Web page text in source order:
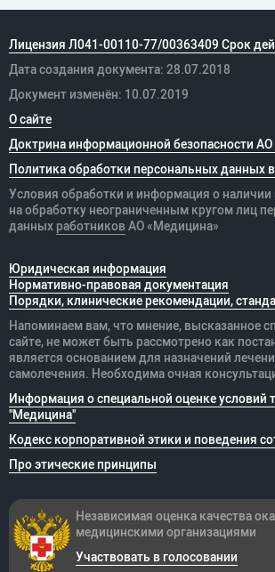
Лицензия Л041-00110-77/00363409 Срок
Дата создания документа: 28.07.2018
Документ изменён: 10.07.2019
О сайте
Доктрина информационной безопасности
Политика обработки персональных данных
Условия обработки и информация о наличии
на обработку неограниченным кругом лиц
данных работников АО «Медицина»
Юридическая информация
Нормативно-правовая документация
Порядки, клинические рекомендации,
Напоминаем вам, что мнение, высказанное
сайте, не может быть рассмотрено как
является основанием для назначений
самолечения. Необходима очная
Информация о специальной оценке условий
"Медицина"
Кодекс корпоративной этики и поведения
Про этические принципы
Независимая оценка качества
медицинскими организациями
Участвовать в голосовании